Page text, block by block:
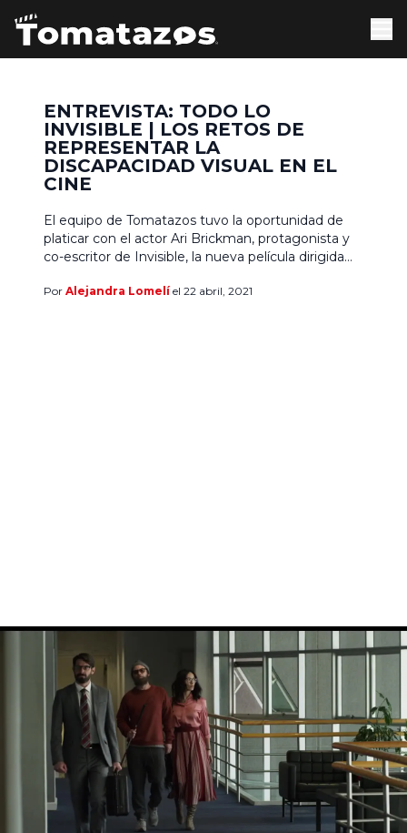
ENTREVISTA: TODO LO
INVISIBLE | LOS RETOS DE
REPRESENTAR LA
DISCAPACIDAD VISUAL EN EL
CINE
El equipo de Tomatazos tuvo la oportunidad de
platicar con el actor Ari Brickman, protagonista y
co-escritor de Invisible, la nueva película dirigida
de la aclamada comedia negra Cinco Días Sin
Por Alejandra Lomelíel 22 abril, 2021